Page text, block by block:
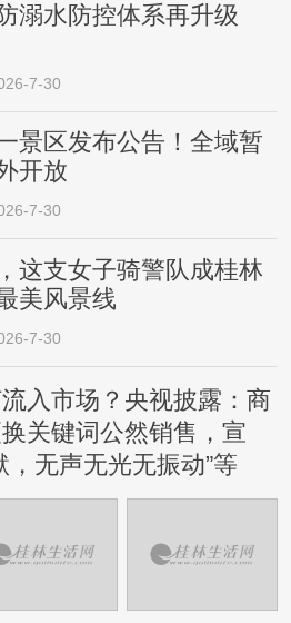
溺水防控体系再升级
7-30
景区发布公告！全域暂
开放
7-30
这支女子骑警队成桂林
美风景线
7-30
入市场？央视披露：商
关键词公然销售，宣
，无声无光无振动”等